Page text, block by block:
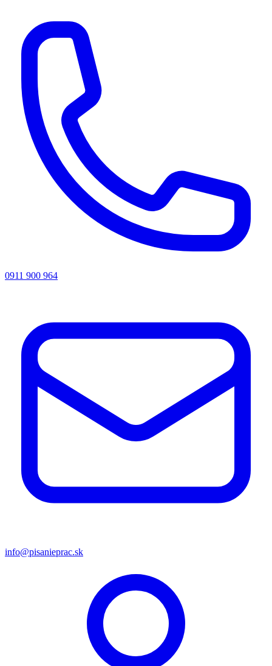
0911 900 964
info@pisanieprac.sk